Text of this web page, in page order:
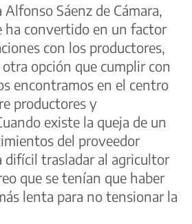
Sáenz de Cámara,
ha convertido en un factor
con los productores,
opción que cumplir con
encontramos en el centro
productores y
existe la queja de un
del proveedor
difícil trasladar al agricultor
que se tenían que haber
lenta para no tensionar la